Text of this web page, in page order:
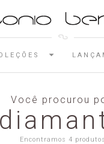
Você procurou
Encontramos 4 produtos